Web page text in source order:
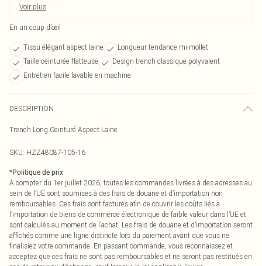
Voir plus
En un coup d’œil
Tissu élégant aspect laine
Longueur tendance mi-mollet
Taille ceinturée flatteuse
Design trench classique polyvalent
Entretien facile lavable en machine
DESCRIPTION
Trench Long Ceinturé Aspect Laine
SKU: HZZ48087-105-16
*Politique de prix
À compter du 1er juillet 2026, toutes les commandes livrées à des adresses au
sein de l’UE sont soumises à des frais de douane et d’importation non
remboursables. Ces frais sont facturés afin de couvrir les coûts liés à
l’importation de biens de commerce électronique de faible valeur dans l’UE et
sont calculés au moment de l’achat. Les frais de douane et d’importation seront
affichés comme une ligne distincte lors du paiement avant que vous ne
finalisiez votre commande. En passant commande, vous reconnaissez et
acceptez que ces frais ne sont pas remboursables et ne seront pas restitués en